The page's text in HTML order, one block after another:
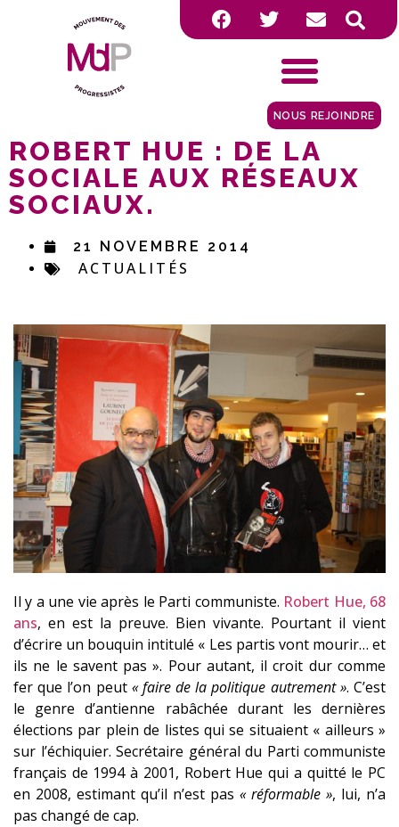
NOUS REJOINDRE
ROBERT HUE : DE LA
SOCIALE AUX RÉSEAUX
SOCIAUX.
21 NOVEMBRE 2014
ACTUALITÉS
Il y a une vie après le Parti communiste. Robert Hue, 68
ans, en est la preuve. Bien vivante. Pourtant il vient
d’écrire un bouquin intitulé « Les partis vont mourir… et
ils ne le savent pas ». Pour autant, il croit dur comme
fer que l’on peut « faire de la politique autrement ». C’est
le genre d’antienne rabâchée durant les dernières
élections par plein de listes qui se situaient « ailleurs »
sur l’échiquier. Secrétaire général du Parti communiste
français de 1994 à 2001, Robert Hue qui a quitté le PC
en 2008, estimant qu’il n’est pas « réformable », lui, n’a
pas changé de cap.